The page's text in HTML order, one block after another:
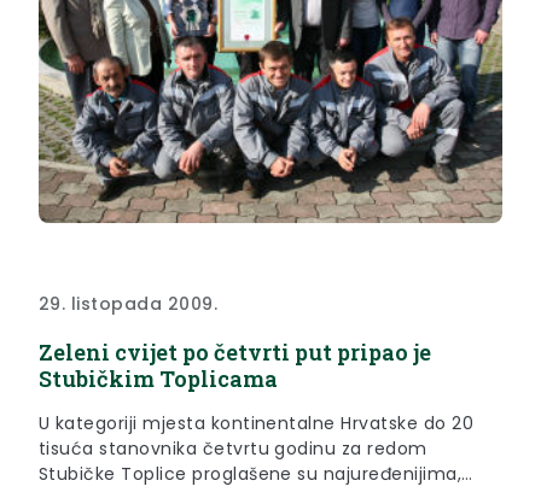
29. listopada 2009.
Zeleni cvijet po četvrti put pripao je
Stubičkim Toplicama
U kategoriji mjesta kontinentalne Hrvatske do 20
tisuća stanovnika četvrtu godinu za redom
Stubičke Toplice proglašene su najuređenijima,